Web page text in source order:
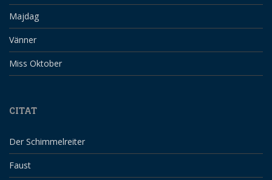
Majdag
Vänner
Miss Oktober
CITAT
Der Schimmelreiter
Faust